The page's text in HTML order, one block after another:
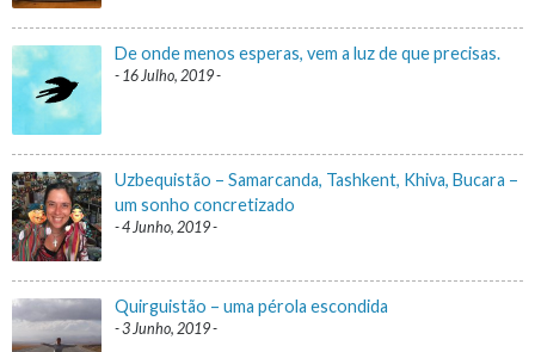
De onde menos esperas, vem a luz de que precisas.
16 Julho, 2019
Uzbequistão – Samarcanda, Tashkent, Khiva, Bucara –
um sonho concretizado
4 Junho, 2019
Quirguistão – uma pérola escondida
3 Junho, 2019